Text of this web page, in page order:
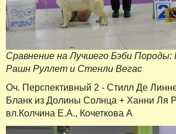
Сравнение на Лучшего Бэби
Рашн Руллет и Стенли Вегас
Оч. Перспективный 2 - Стилл Де
Бланк из Долины Солнца + Ханни Ля
вл.Колчина Е.А., Кочеткова А